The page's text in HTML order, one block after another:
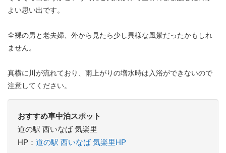
よい思い出です。
全裸の男と老夫婦、外から見たら少し異様な風景だったかもしれ
ません。
真横に川が流れており、雨上がりの増水時は入浴ができないので
注意してください。
おすすめ車中泊スポット
道の駅 西いなば 気楽里
HP： 道の駅 西いなば 気楽里HP